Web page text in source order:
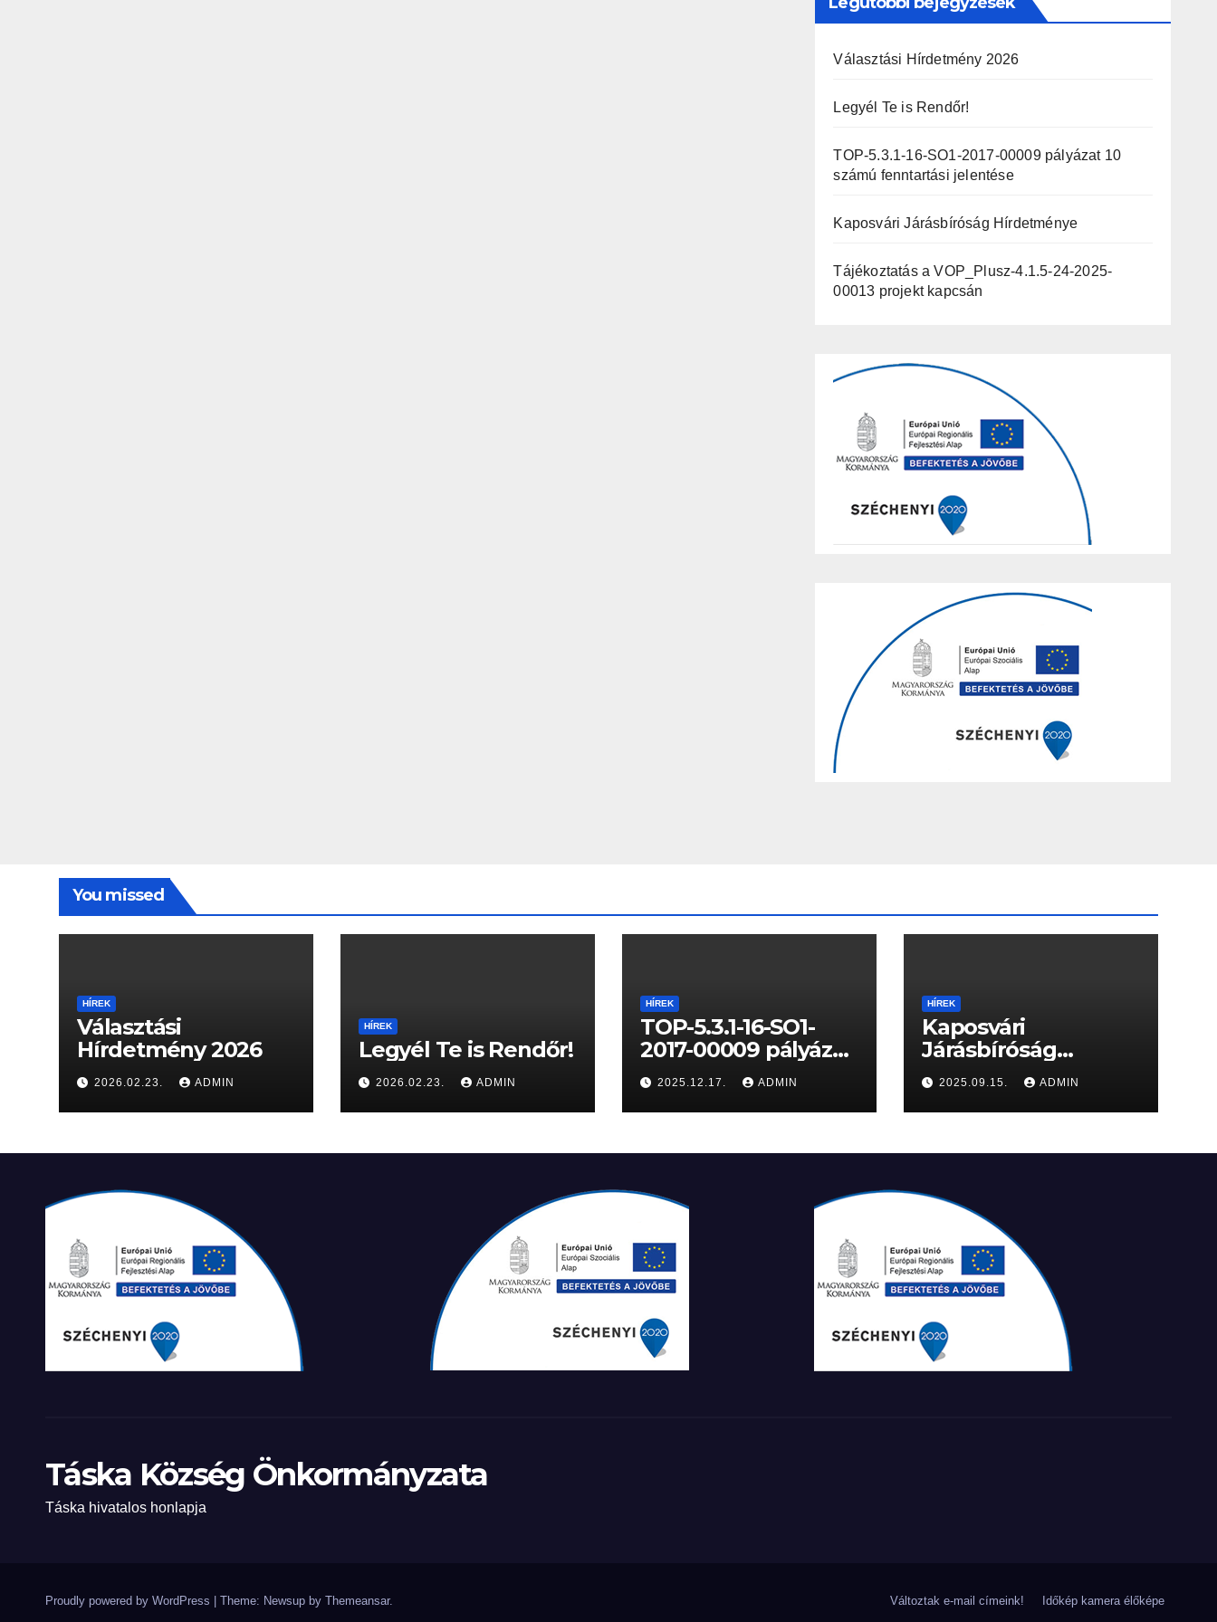
Választási Hírdetmény 2026
Legyél Te is Rendőr!
TOP-5.3.1-16-SO1-2017-00009 pályázat 10
számú fenntartási jelentése
Kaposvári Járásbíróság Hírdetménye
Tájékoztatás a VOP_Plusz-4.1.5-24-2025-
00013 projekt kapcsán
You missed
HÍREK
Választási
Hírdetmény 2026
2026.02.23. ADMIN
HÍREK
Legyél Te is Rendőr!
2026.02.23. ADMIN
HÍREK
TOP-5.3.1-16-SO1-
2017-00009 pályázat
10 számú
fenntartási
jelentése
2025.12.17. ADMIN
HÍREK
Kaposvári
Járásbíróság
Hírdetménye
2025.09.15. ADMIN
Táska Község Önkormányzata
Táska hivatalos honlapja
Proudly powered by WordPress Theme: Newsup by Themeansar. Változtak e-mail címeink! Időkép kamera élőképe